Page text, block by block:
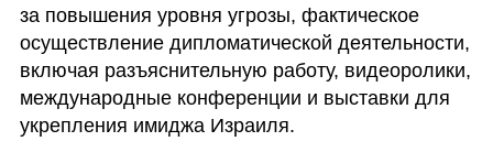
за повышения уровня угрозы, фактическое
осуществление дипломатической деятельности,
включая разъяснительную работу, видеоролики,
международные конференции и выставки для
укрепления имиджа Израиля.